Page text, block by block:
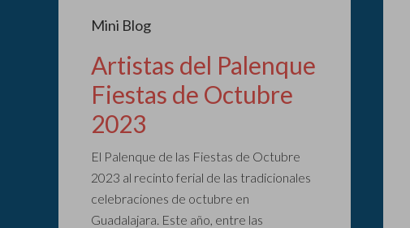
Mini Blog
Artistas del Palenque
Fiestas de Octubre
2023
El Palenque de las Fiestas de Octubre
2023 al recinto ferial de las tradicionales
celebraciones de octubre en
Guadalajara. Este año, entre las